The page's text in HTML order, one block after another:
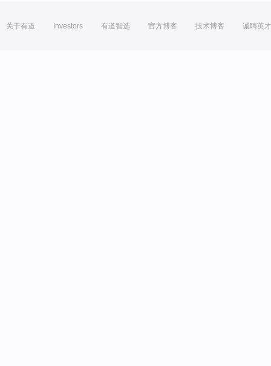
关于有道 Investors 有道智选 官方博客 技术博客 诚聘英才